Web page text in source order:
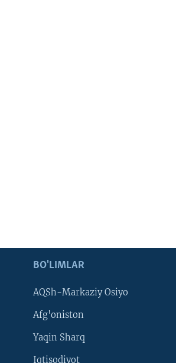
BO'LIMLAR
AQSh-Markaziy Osiyo
Afg'oniston
Yaqin Sharq
Iqtisodiyot